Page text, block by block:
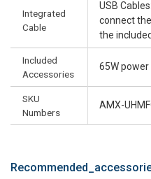
Integrated
Cable
USB
connect
the
Included
Accessories
65W
SKU
Numbers
AMX-